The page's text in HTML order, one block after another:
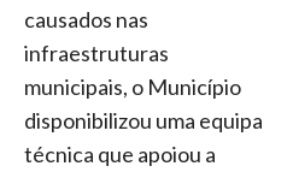
causados nas
infraestruturas
municipais, o Município
disponibilizou uma equipa
técnica que apoiou a